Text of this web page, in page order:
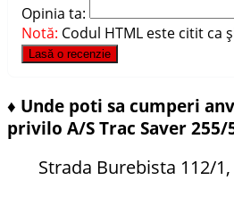
Opinia ta:
Notă: Codul HTML este citit ca
Lasă o recenzie
♦ Unde poti sa cumperi
privilo A/S Trac Saver 255/
Strada Burebista 112/